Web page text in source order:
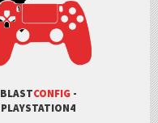
BLASTCONFIG-
PLAYSTATION4